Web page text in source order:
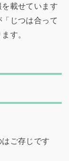
載せています
じつは合って
す。
ご存じです